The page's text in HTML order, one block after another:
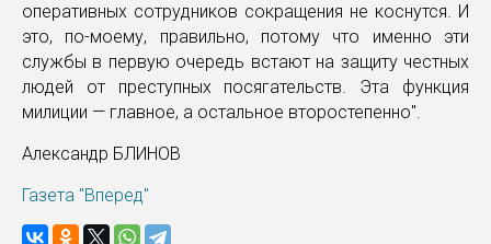
оперативных сотрудников сокращения не коснутся. И
это, по-моему, правильно, потому что именно эти
службы в первую очередь встают на защиту честных
людей от преступных посягательств. Эта функция
милиции — главное, а остальное второстепенно".
Александр БЛИНОВ
Газета "Вперед"